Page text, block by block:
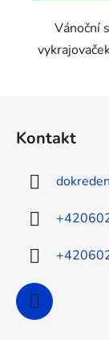
Vánoční
Kontakt